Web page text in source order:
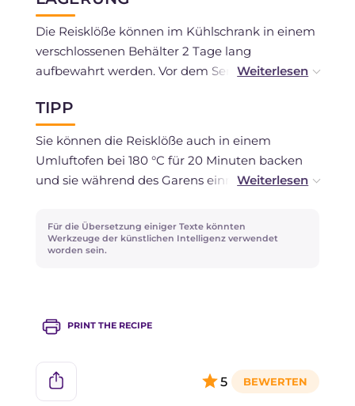
Die Reisklöße können im Kühlschrank in einem
verschlossenen Behälter 2 Tage lang
aufbewahrt werden. Vor dem Servieren kurz im
vorgesehenen Beuteln eingefroren werden.
TIPP
Sie können die Reisklöße auch in einem
Umluftofen bei 180 °C für 20 Minuten backen
und sie während des Garens einmal wenden.
Die Reisklöße sind ein Anti-Verschwendungs-
Rezept, da Sie den vom Vortag übrig
teilweise oder ganz durch geriebenen Pecorino
Romano ersetzen.
Sie können sie personalisieren, indem Sie dem
Reis gehacktes Gemüse, Pilze, Thunfisch und
Für die Übersetzung einiger Texte könnten
Werkzeuge der künstlichen Intelligenz verwendet
worden sein.
PRINT THE RECIPE
5